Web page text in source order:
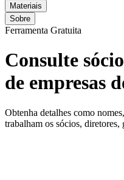
Materiais
Sobre
Ferramenta Gratuita
Consulte
de empresas
Obtenha detalhes como
trabalham os sócios,